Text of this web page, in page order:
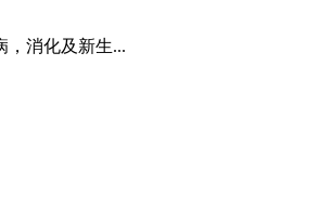
，消化及新生...